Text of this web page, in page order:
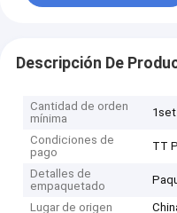
Descripción De
Cantidad de orden
mínima
1set
Condiciones de
pago
TT
Detalles de
empaquetado
Lugar de origen